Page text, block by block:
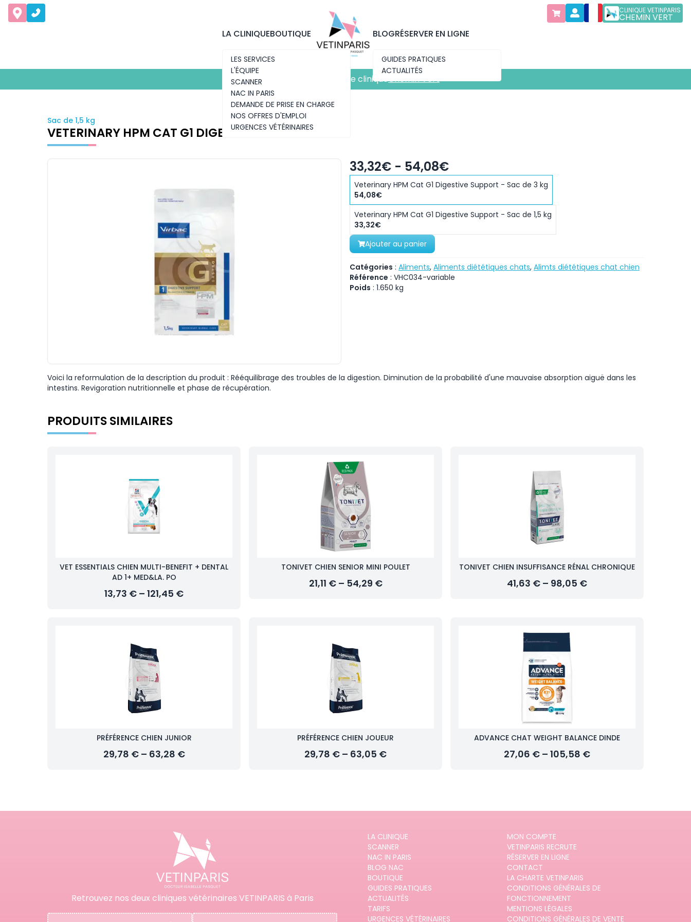
CLINIQUE VETINPARIS
CHEMIN VERT
LA CLINIQUE
LES SERVICES
L'ÉQUIPE
SCANNER
NAC IN PARIS
DEMANDE DE PRISE EN CHARGE
NOS OFFRES D'EMPLOI
URGENCES VÉTÉRINAIRES
BOUTIQUE BLOG
GUIDES PRATIQUES
ACTUALITÉS
RÉSERVER EN LIGNE
Découvrez notre nouvelle cliniqueChemin Vert
Découvrez notre nouvelle clinique
Sac de 1,5 kg
VETERINARY HPM CAT G1 DIGESTIVE SUPPORT
33,32€ - 54,08€
Veterinary HPM Cat G1 Digestive Support - Sac de 3 kg
54,08€
Veterinary HPM Cat G1 Digestive Support - Sac de 1,5 kg
33,32€
Ajouter au panier
Catégories : Aliments, Aliments diététiques chats, Alimts diététiques chat chien
Référence : VHC034-variable
Poids : 1.650 kg
Voici la reformulation de la description du produit : Rééquilibrage des troubles de la digestion. Diminution de la probabilité d'une mauvaise absorption aiguë dans les
intestins. Revigoration nutritionnelle et phase de récupération.
PRODUITS SIMILAIRES
VET ESSENTIALS CHIEN MULTI-BENEFIT + DENTAL
AD 1+ MED&LA. PO
13,73 € – 121,45 €
TONIVET CHIEN SENIOR MINI POULET
21,11 € – 54,29 €
TONIVET CHIEN INSUFFISANCE RÉNAL CHRONIQUE
41,63 € – 98,05 €
PRÉFÉRENCE CHIEN JUNIOR
29,78 € – 63,28 €
PRÉFÉRENCE CHIEN JOUEUR
29,78 € – 63,05 €
ADVANCE CHAT WEIGHT BALANCE DINDE
27,06 € – 105,58 €
Retrouvez nos deux cliniques vétérinaires VETINPARIS à Paris
LA CLINIQUE
SCANNER
NAC IN PARIS
BLOG NAC
BOUTIQUE
GUIDES PRATIQUES
ACTUALITÉS
TARIFS
URGENCES VÉTÉRINAIRES
MON COMPTE
VETINPARIS RECRUTE
RÉSERVER EN LIGNE
CONTACT
LA CHARTE VETINPARIS
CONDITIONS GÉNÉRALES DE
FONCTIONNEMENT
MENTIONS LÉGALES
CONDITIONS GÉNÉRALES DE VENTE